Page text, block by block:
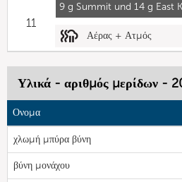
9 g Summit und 14 g East
11
Αέρας + Ατμός
Υλικά - αριθμός μερίδων -
Ονομα
χλωμή μπύρα βύνη
βύνη μονάχου